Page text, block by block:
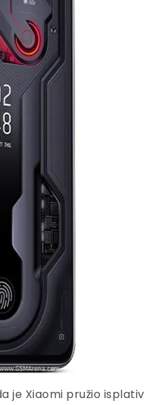
je Xiaomi pružio